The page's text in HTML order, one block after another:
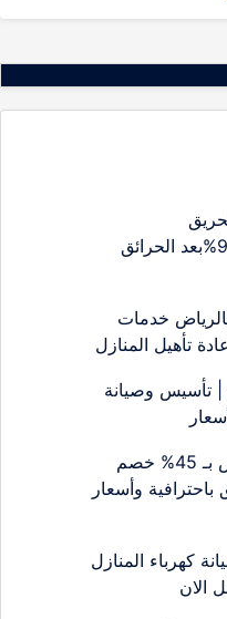
الحرائق
وصيانة
وسط الرياض بـ 45% خصم
وأسعار
المنازل